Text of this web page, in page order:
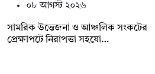
০৮ আগস্ট ২০২৬
সামরিক উত্তেজনা ও আঞ্চলিক সংকটের
প্রেক্ষাপটে নিরাপত্তা সহযো…